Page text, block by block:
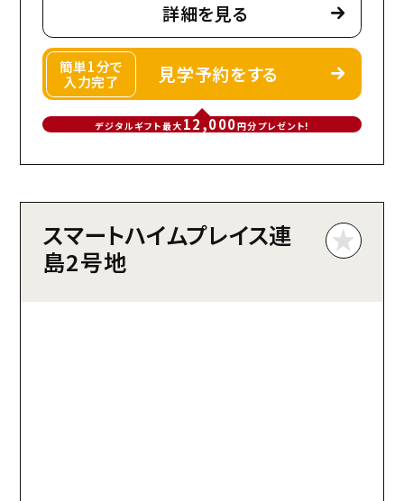
詳細を見る
簡単1分で
入力完了
見学予約をする
デジタルギフト最大 12,000円分プレゼント!
スマートハイムプレイス連
島2号地